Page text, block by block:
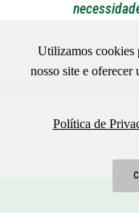
Utilizamos cookies
nosso site e oferecer
Política de